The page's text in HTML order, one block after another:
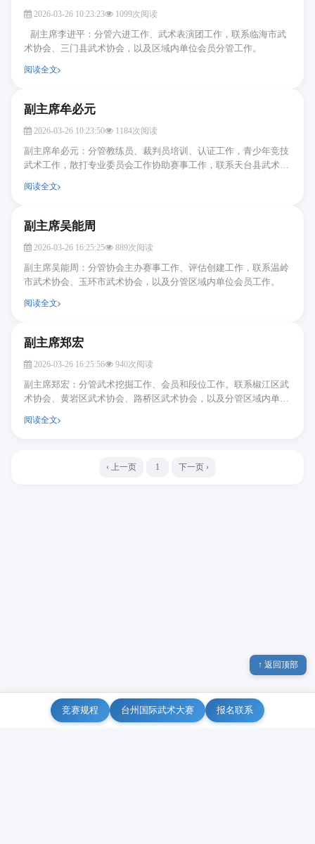
2026-03-26 10:23:23 1099次阅读
副主席李进平：分管六进工作、武术表演团工作，联系临海市武
术协会、三门县武术协会，以及区域内单位会员分管工作。
阅读全文
副主席牟必元
2026-03-26 10:23:50 1184次阅读
副主席牟必元：分管教练员、裁判员培训、认证工作，青少年竞技
武术工作，散打专业委员会工作协助赛事工作，联系天台县武术协
阅读全文
副主席吴能周
2026-03-26 16:25:25 889次阅读
副主席吴能周：分管协会主办赛事工作、评估创建工作，联系温岭
市武术协会、玉环市武术协会，以及分管区域内单位会员工作。
阅读全文
副主席郑宏
2026-03-26 16:25:56 940次阅读
副主席郑宏：分管武术挖掘工作、会员和段位工作。联系椒江区武
术协会、黄岩区武术协会、路桥区武术协会，以及分管区域内单位
阅读全文
‹ 上一页 1 下一页 ›
竞赛规程 台州国际武术大赛 报名联系
↑ 返回顶部